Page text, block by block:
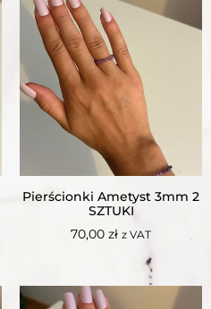
Pierścionki Ametyst 3mm 2
SZTUKI
70,00 zł z VAT